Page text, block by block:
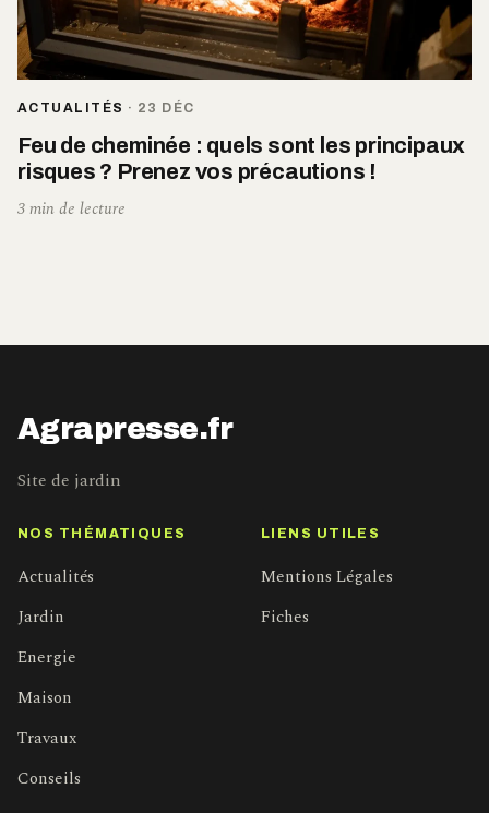
ACTUALITÉS · 23 DÉC
Feu de cheminée : quels sont les principaux
risques ? Prenez vos précautions !
3 min de lecture
Agrapresse.fr
Site de jardin
NOS THÉMATIQUES
Actualités
Jardin
Energie
Maison
Travaux
Conseils
LIENS UTILES
Mentions Légales
Fiches